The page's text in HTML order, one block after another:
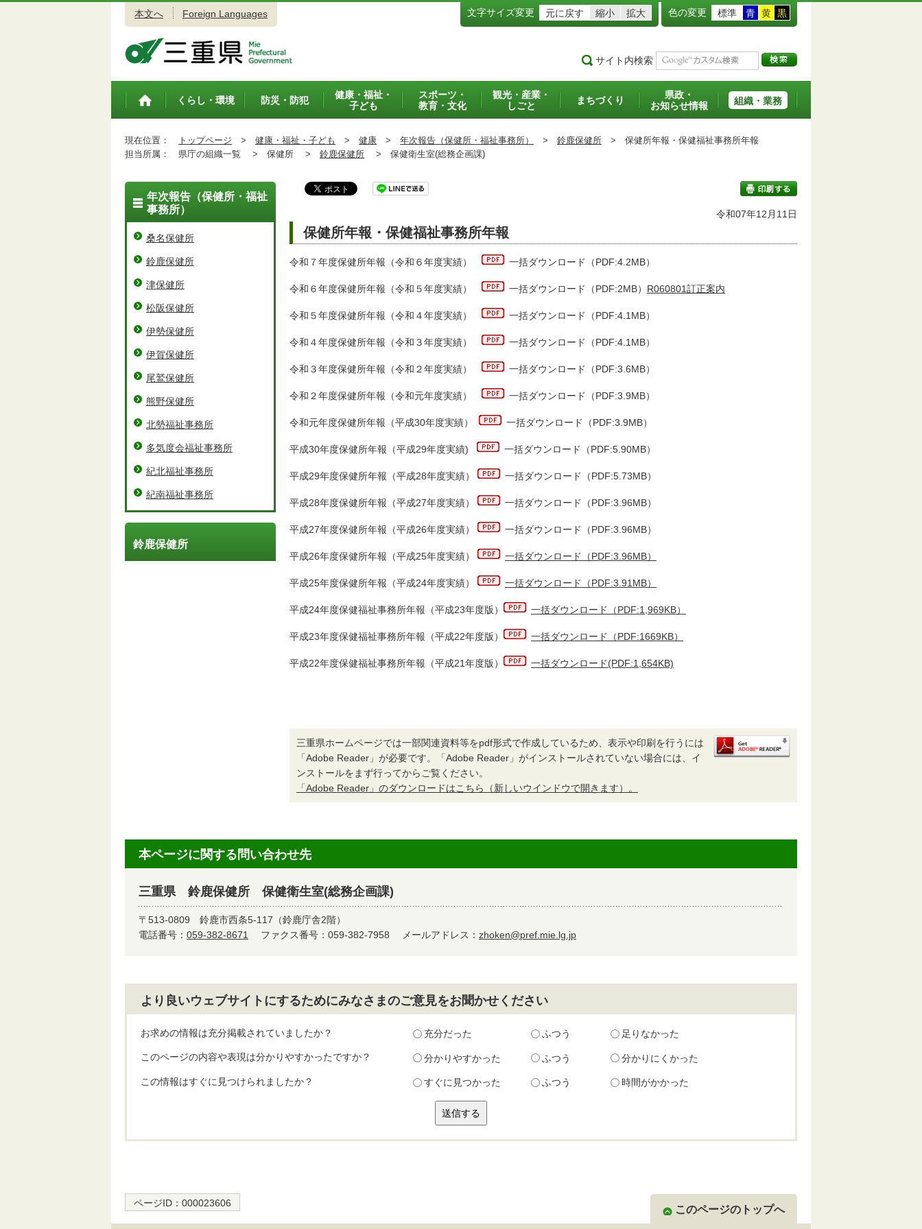
本文へ Foreign Languages 文字サイズ変更 元に戻す 縮小 拡大 色の変更 標準 青 黄 黒
サイト内検索
トップペ
くらし・環境 防災・防犯
健康・福祉・
子ども
スポーツ・
教育・文化
観光・産業・
しごと
まちづくり
県政・
お知らせ情報
組織・業務
現在位置： トップページ > 健康・福祉・子ども > 健康 > 年次報告（保健所・福祉事務所） > 鈴鹿保健所 > 保健所年報・保健福祉事務所年報
担当所属：
県庁の組織一覧 > 保健所 > 鈴鹿保健所 > 保健衛生室(総務企画課)
印刷する
令和07年12月11日
保健所年報・保健福祉事務所年報
令和７年度保健所年報（令和６年度実績） 一括ダウンロード（PDF:4.2MB）
令和６年度保健所年報（令和５年度実績） 一括ダウンロード（PDF:2MB） R060801訂正案内
令和５年度保健所年報（令和４年度実績） 一括ダウンロード（PDF:4.1MB）
令和４年度保健所年報（令和３年度実績） 一括ダウンロード（PDF:4.1MB）
令和３年度保健所年報（令和２年度実績） 一括ダウンロード（PDF:3.6MB）
令和２年度保健所年報（令和元年度実績） 一括ダウンロード（PDF:3.9MB）
令和元年度保健所年報（平成30年度実績） 一括ダウンロード（PDF:3.9MB）
平成30年度保健所年報（平成29年度実績) 一括ダウンロード（PDF:5.90MB）
平成29年度保健所年報（平成28年度実績） 一括ダウンロード（PDF:5.73MB）
平成28年度保健所年報（平成27年度実績） 一括ダウンロード（PDF:3.96MB）
平成27年度保健所年報（平成26年度実績） 一括ダウンロード（PDF:3.96MB）
平成26年度保健所年報（平成25年度実績） 一括ダウンロード（PDF:3.96MB）
平成25年度保健所年報（平成24年度実績） 一括ダウンロード（PDF:3.91MB）
平成24年度保健福祉事務所年報（平成23年度版） 一括ダウンロード（PDF:1,969KB）
平成23年度保健福祉事務所年報（平成22年度版） 一括ダウンロード（PDF:1669KB）
平成22年度保健福祉事務所年報（平成21年度版） 一括ダウンロード(PDF:1,654KB)
三重県ホームページでは一部関連資料等をpdf形式で作成しているため、表示や印刷を行うには
「Adobe Reader」が必要です。「Adobe Reader」がインストールされていない場合には、イ
ンストールをまず行ってからご覧ください。
「Adobe Reader」のダウンロードはこちら（新しいウインドウで開きます）。
年次報告（保健所・福祉
事務所）
桑名保健所
鈴鹿保健所
津保健所
松阪保健所
伊勢保健所
伊賀保健所
尾鷲保健所
熊野保健所
北勢福祉事務所
多気度会福祉事務所
紀北福祉事務所
紀南福祉事務所
鈴鹿保健所
本ページに関する問い合わせ先
三重県 鈴鹿保健所 保健衛生室(総務企画課)
〒513-0809 鈴鹿市西条5-117（鈴鹿庁舎2階）
電話番号： 059-382-8671 ファクス番号：059-382-7958 メールアドレス： zhoken@pref.mie.lg.jp
より良いウェブサイトにするためにみなさまのご意見をお聞かせください
お求めの情報は充分掲載されていましたか？ 充分だった ふつう 足りなかった
このページの内容や表現は分かりやすかったですか？ 分かりやすかった ふつう 分かりにくかった
この情報はすぐに見つけられましたか？ すぐに見つかった ふつう 時間がかかった
ページID： 000023606
このページのトップへ